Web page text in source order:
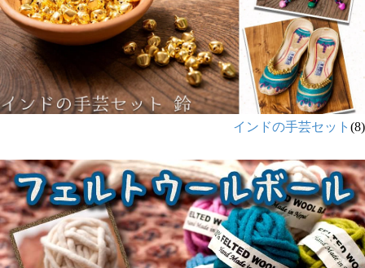
インドの手芸セット (8)